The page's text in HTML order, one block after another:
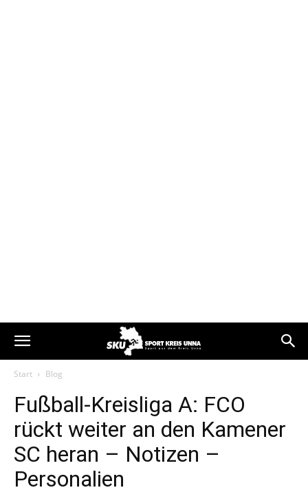
Start Blog
Fußball-Kreisliga A: FCO
rückt weiter an den Kamener
SC heran – Notizen –
Personalien